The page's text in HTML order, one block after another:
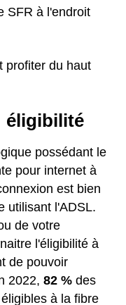
SFR à l'endroit
profiter du haut
éligibilité
possédant le
pour internet à
est bien
utilisant l'ADSL.
de votre
l'éligibilité à
de pouvoir
2022, 82 % des
à la fibre